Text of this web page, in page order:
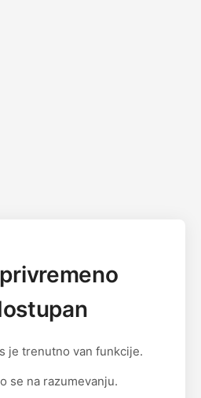
je trenutno van funkcije.
se na razumevanju.